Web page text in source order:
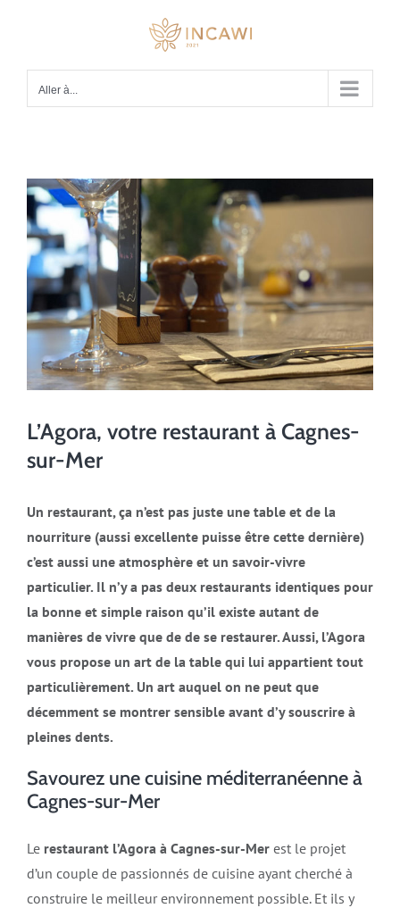
Aller à...
L’Agora, votre restaurant à Cagnes-
sur-Mer
Un restaurant, ça n’est pas juste une table et de la
nourriture (aussi excellente puisse être cette dernière)
c’est aussi une atmosphère et un savoir-vivre
particulier. Il n’y a pas deux restaurants identiques pour
la bonne et simple raison qu’il existe autant de
manières de vivre que de de se restaurer. Aussi, l’Agora
vous propose un art de la table qui lui appartient tout
particulièrement. Un art auquel on ne peut que
décemment se montrer sensible avant d’y souscrire à
pleines dents.
Savourez une cuisine méditerranéenne à
Cagnes-sur-Mer
Le restaurant l’Agora à Cagnes-sur-Mer est le projet
d’un couple de passionnés de cuisine ayant cherché à
construire le meilleur environnement possible. Et ils y